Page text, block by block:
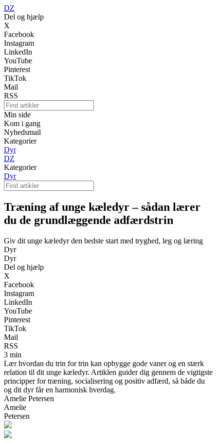
DZ
Del og hjælp
X
Facebook
Instagram
LinkedIn
YouTube
Pinterest
TikTok
Mail
RSS
Min side
Kom i gang
Nyhedsmail
Kategorier
Dyr
DZ
Kategorier
Dyr
Træning af unge kæledyr – sådan lærer
du de grundlæggende adfærdstrin
Giv dit unge kæledyr den bedste start med tryghed, leg og læring
Dyr
Dyr
Del og hjælp
X
Facebook
Instagram
LinkedIn
YouTube
Pinterest
TikTok
Mail
RSS
3 min
Lær hvordan du trin for trin kan opbygge gode vaner og en stærk
relation til dit unge kæledyr. Artiklen guider dig gennem de vigtigste
principper for træning, socialisering og positiv adfærd, så både du
og dit dyr får en harmonisk hverdag.
Amelie Petersen
Amelie
Petersen